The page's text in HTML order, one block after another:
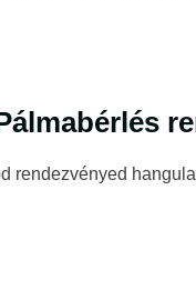
rendezvényed